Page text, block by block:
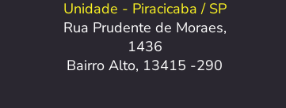
Unidade - Piracicaba / SP
Rua Prudente de Moraes,
1436
Bairro Alto, 13415 -290